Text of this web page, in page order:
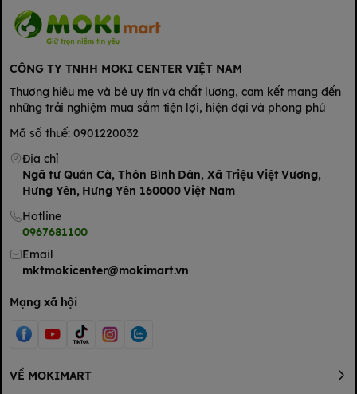
CÔNG TY TNHH MOKI CENTER VIỆT NAM
Thương hiệu mẹ và bé uy tín và chất lượng, cam kết mang đến
những trải nghiệm mua sắm tiện lợi, hiện đại và phong phú
Mã số thuế: 0901220032
Địa chỉ
Ngã tư Quán Cà, Thôn Bình Dân, Xã Triệu Việt Vương,
Hưng Yên, Hưng Yên 160000 Việt Nam
Hotline
0967681100
Email
mktmokicenter@mokimart.vn
Mạng xã hội
VỀ MOKIMART